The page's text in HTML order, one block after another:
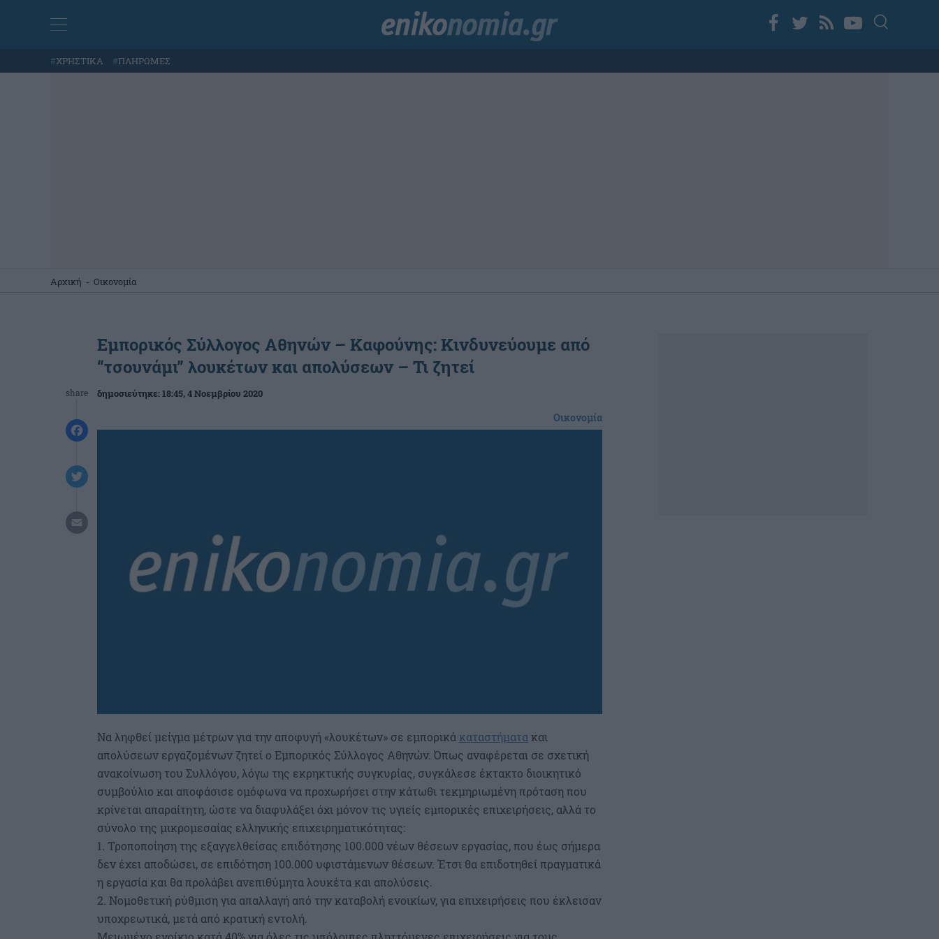
#ΧΡΗΣΤΙΚΑ #ΠΛΗΡΩΜΕΣ
Αρχική - Οικονομία
share
Εμπορικός Σύλλογος Αθηνών – Καφούνης: Κινδυνεύουμε από
“τσουνάμι” λουκέτων και απολύσεων – Τι ζητεί
δημοσιεύτηκε:18:45, 4 Νοεμβρίου 2020
Οικονομία
Να ληφθεί μείγμα μέτρων για την αποφυγή «λουκέτων» σε εμπορικά καταστήματα και
απολύσεων εργαζομένων ζητεί ο Εμπορικός Σύλλογος Αθηνών. Όπως αναφέρεται σε σχετική
ανακοίνωση του Συλλόγου, λόγω της εκρηκτικής συγκυρίας, συγκάλεσε έκτακτο διοικητικό
συμβούλιο και αποφάσισε ομόφωνα να προχωρήσει στην κάτωθι τεκμηριωμένη πρόταση που
κρίνεται απαραίτητη, ώστε να διαφυλάξει όχι μόνον τις υγιείς εμπορικές επιχειρήσεις, αλλά το
σύνολο της μικρομεσαίας ελληνικής επιχειρηματικότητας:
1. Τροποποίηση της εξαγγελθείσας επιδότησης 100.000 νέων θέσεων εργασίας, που έως σήμερα
δεν έχει αποδώσει, σε επιδότηση 100.000 υφιστάμενων θέσεων. Έτσι θα επιδοτηθεί πραγματικά
η εργασία και θα προλάβει ανεπιθύμητα λουκέτα και απολύσεις.
2. Νομοθετική ρύθμιση για απαλλαγή από την καταβολή ενοικίων, για επιχειρήσεις που έκλεισαν
υποχρεωτικά, μετά από κρατική εντολή.